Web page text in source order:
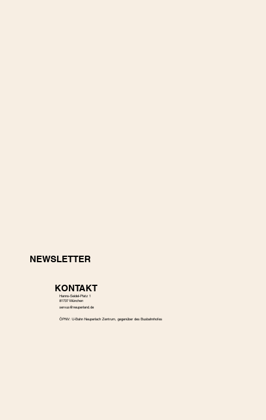
KONTAKT
Hanns-Seidel-Platz 1
81737 München
servus@neuperland.de
ÖPNV: U-Bahn Neuperlach Zentrum, gegenüber des Busbahnhofes
NEWSLETTER